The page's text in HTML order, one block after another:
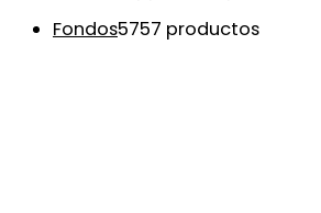
Fondos5757 productos